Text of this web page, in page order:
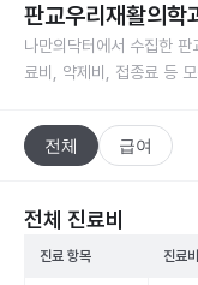
판교우리재활의학
나만의닥터에서 수집한 판
료비, 약제비, 접종료 등
전체 급여
전체 진료비
진료 항목 진료비